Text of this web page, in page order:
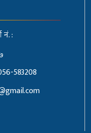
नं. :
583208